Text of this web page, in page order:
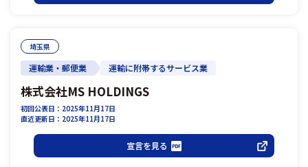
埼玉県
運輸業・郵便業 運輸に附帯するサービス業
株式会社MS HOLDINGS
初回公表日：2025年11月17日
直近更新日：2025年11月17日
宣言を見る